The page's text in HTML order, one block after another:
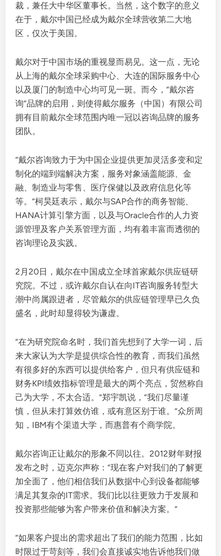
裁，兼任大中华区董事长。当然，这个数字的意义
在于，戴尔中国已经成为戴尔全球营收第二大地
区，仅次于美国。
戴尔对于中国市场的重视显而易见。这一点，无论
从上海的戴尔全球采购中心、大连的国际服务中心
以及厦门的制造中心均可见一斑。而今，“戴尔咨
询”品牌的启用，则使得戴尔服务（中国）有限公司
拥有目前戴尔全球范围内唯一冠以咨询品牌的服务
团队。
“戴尔咨询致力于为中国企业提供更加灵活多变和定
制化的端到端解决方案，服务对象涵盖能源、金
融、制造业与零售、医疗保健以及政府信息化等
等。”柯昊廷表示，戴尔与SAP合作的商务智能、
HANA计算引擎方面，以及与Oracle合作的人力资
源管理及客户关系管理方面，均有着丰富而透彻的
咨询理论及实践。
2月20日，戴尔在中国成立全球首家戴尔供应链研
究院。不过，或许戴尔自认在向IT咨询服务转型大
潮中尚属跟进者，尽管戴尔的供应链管理早已久负
盛名，此时却显得较为谦虚。
“在为研究院命名时，我们首先想到了大学一词，后
来大家认为大学是提供综合性的教育，而我们虽然
有很多好的东西可以提供给客户，但只有供应链和
财务KPI绩效指标管理是最大的两个亮点，贸然称自
己为大学，不太合适。”郑宇凯说，“我们尽量谨
慎，但从未打算效仿谁，或有意区别于谁。”众所周
知，IBM有个渠道大学，而惠普有个商学院。
戴尔咨询正让戴尔的形象不同以往。2012财年财报
发布之时，迈克尔声称：“现在客户对我们的了解更
加全面了，他们相信我们从数据中心到设备都能够
满足其复杂的IT需求。我们比以往更致力于发展和
投资那些能够为客户带来价值和解决方案。”
“如果客户提出的需求超出了我们的能力范围，比如
时限过于苛刻等，我们会直接诚实地告诉他我们做